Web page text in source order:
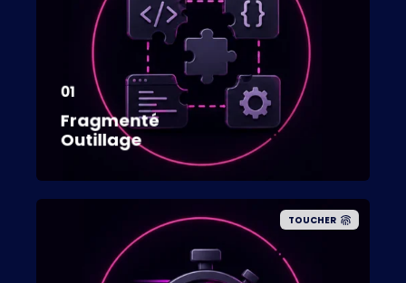
01
Fragmenté
Outillage
TOUCHER